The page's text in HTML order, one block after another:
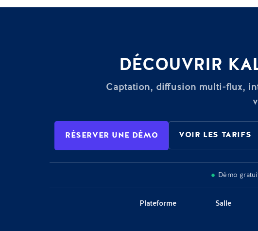
DÉCOUVRIR
Captation, diffusion multi-flux,
RÉSERVER UNE DÉMO VOIR LES TARIFS
Démo
Plateforme Salle